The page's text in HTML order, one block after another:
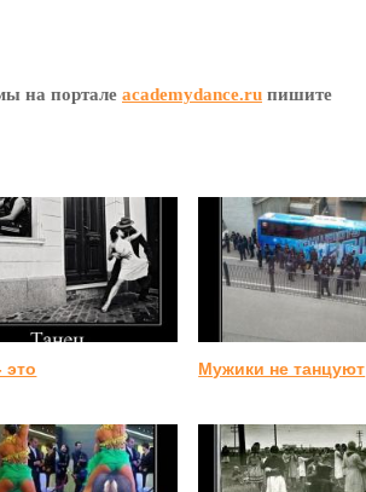
на портале academydance.ru пишите
это Мужики не танцуют